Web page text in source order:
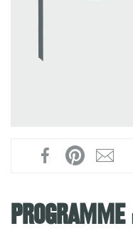
Programme